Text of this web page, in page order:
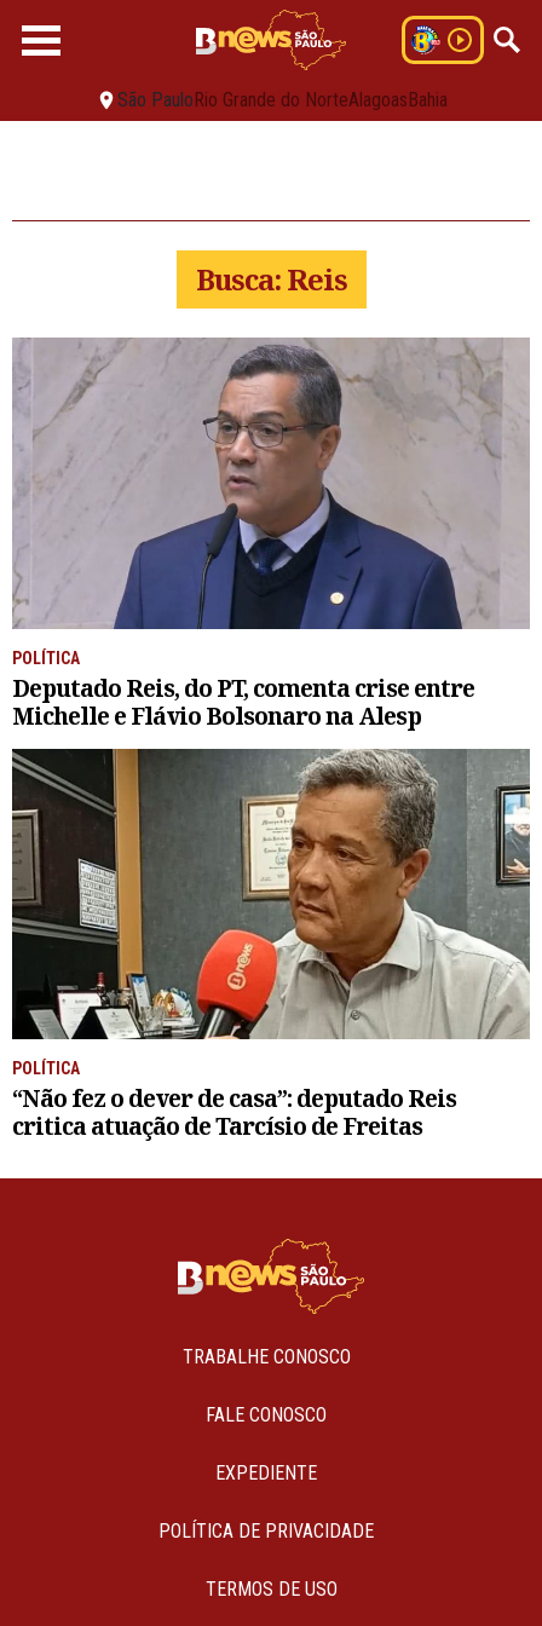
São PauloRio Grande do NorteAlagoasBahia
Busca: Reis
POLÍTICA
Deputado Reis, do PT, comenta crise entre
Michelle e Flávio Bolsonaro na Alesp
POLÍTICA
“Não fez o dever de casa”: deputado Reis
critica atuação de Tarcísio de Freitas
TRABALHE CONOSCO
FALE CONOSCO
EXPEDIENTE
POLÍTICA DE PRIVACIDADE
TERMOS DE USO